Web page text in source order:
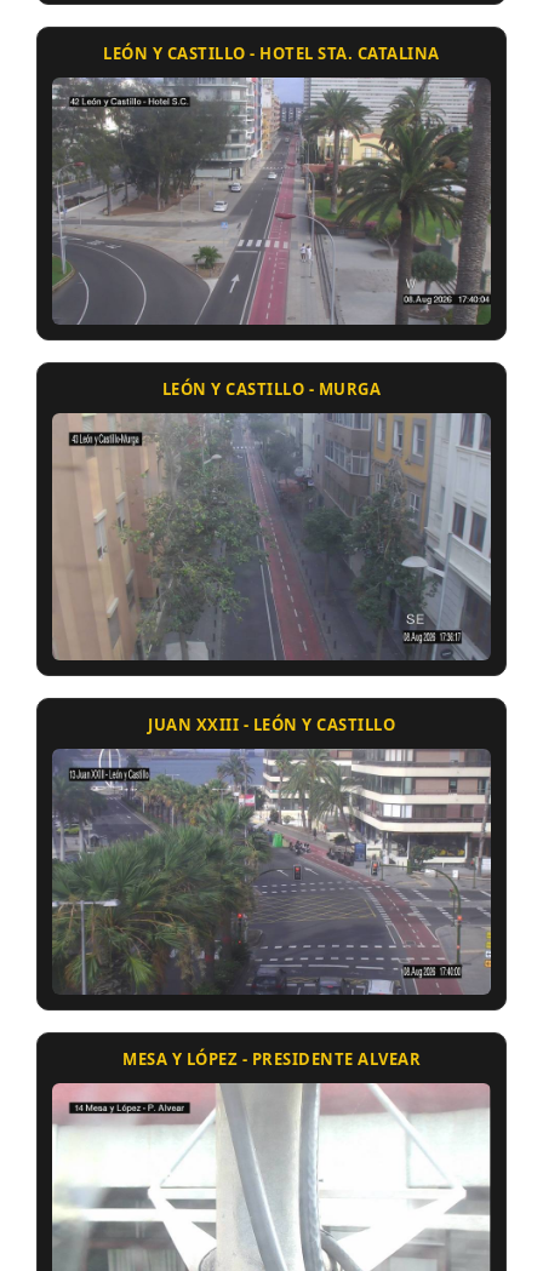
LEÓN Y CASTILLO - HOTEL STA. CATALINA
LEÓN Y CASTILLO - MURGA
JUAN XXIII - LEÓN Y CASTILLO
MESA Y LÓPEZ - PRESIDENTE ALVEAR